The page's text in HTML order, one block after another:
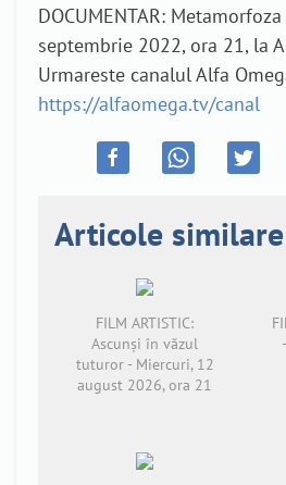
DOCUMENTAR:
septembrie 2022, ora 21, la
Urmareste canalul Alfa
https://alfaomega.tv/canal
Articole similare
FILM ARTISTIC:
Ascunși în văzul
tuturor - Miercuri, 12
august 2026, ora 21